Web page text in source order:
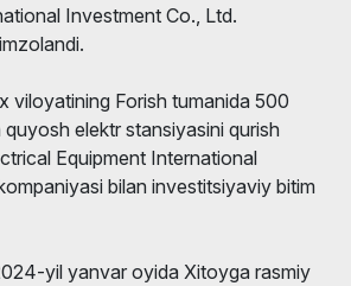
Investment Co., Ltd.
viloyatining Forish tumanida 500
elektr stansiyasini qurish
Equipment International
bilan investitsiyaviy bitim
yil yanvar oyida Xitoyga rasmiy